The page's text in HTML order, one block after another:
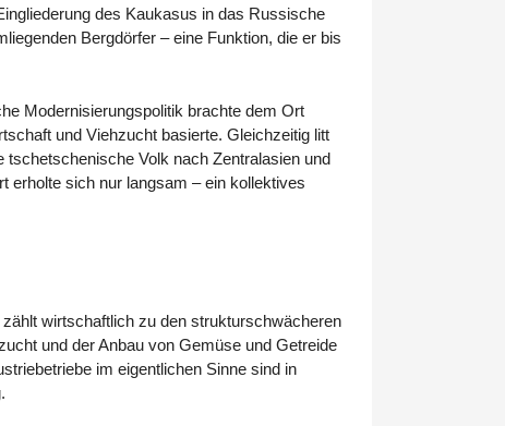
des Kaukasus in das Russische
Bergdörfer – eine Funktion, die er bis
Modernisierungspolitik brachte dem Ort
und Viehzucht basierte. Gleichzeitig litt
Volk nach Zentralasien und
erholte sich nur langsam – ein kollektives
wirtschaftlich zu den strukturschwächeren
und der Anbau von Gemüse und Getreide
im eigentlichen Sinne sind in